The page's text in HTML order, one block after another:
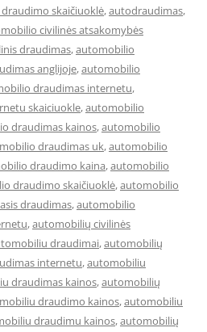
skaičiuoklė,autodraudimas,
civilinės atsakomybės
draudimas,automobilio
anglijoje,automobilio
draudimas internetu,
skaiciuokle,automobilio
draudimas kainos,automobilio
draudimas uk,automobilio
draudimo kaina,automobilio
draudimo skaičiuoklė,automobilio
draudimas,automobilio
,automobilių civilinės
draudimai,automobilių
internetu,automobiliu
draudimas kainos,automobilių
draudimo kainos,automobiliu
draudimu kainos,automobilių